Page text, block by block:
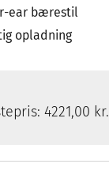
ear bærestil
opladning
4221,00 kr.